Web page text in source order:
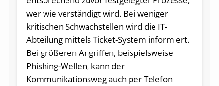
wer wie verständigt wird. Bei weniger
kritischen Schwachstellen wird die IT-
Abteilung mittels Ticket-System informiert.
Bei größeren Angriffen, beispielsweise
Phishing-Wellen, kann der
Kommunikationsweg auch per Telefon